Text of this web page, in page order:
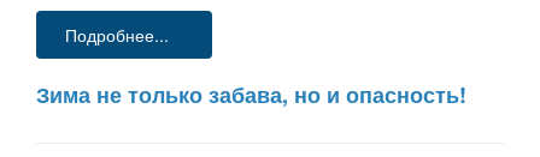
Подробнее...
Зима не только забава, но и опасность!